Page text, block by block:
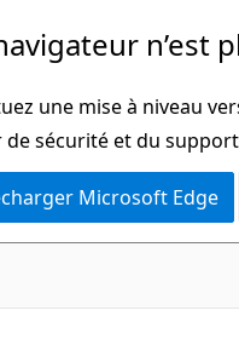
n’est
une mise à niveau
de sécurité et du
Microsoft Edge